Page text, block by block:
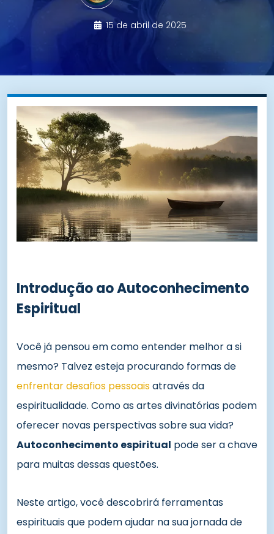
15 de abril de 2025
Introdução ao Autoconhecimento
Espiritual
Você já pensou em como entender melhor a si
mesmo? Talvez esteja procurando formas de
enfrentar desafios pessoaisatravés da
espiritualidade. Como as artes divinatórias podem
oferecer novas perspectivas sobre sua vida?
Autoconhecimento espiritual pode ser a chave
para muitas dessas questões.
Neste artigo, você descobrirá ferramentas
espirituais que podem ajudar na sua jornada de